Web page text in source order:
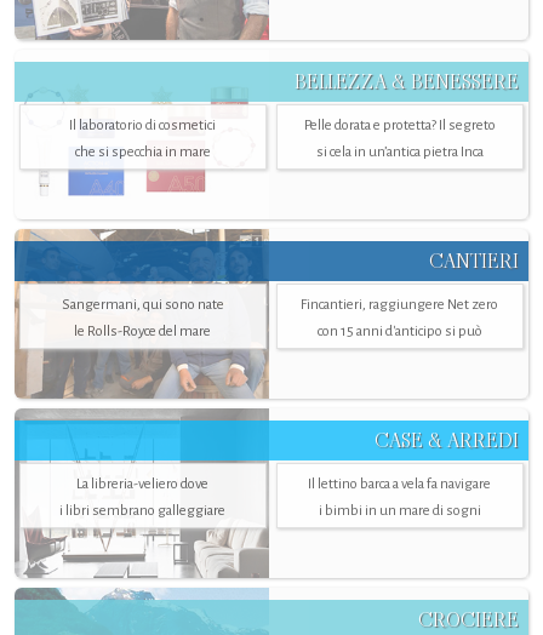
BELLEZZA & BENESSERE
Il laboratorio di cosmetici
che si specchia in mare
Pelle dorata e protetta? Il segreto
si cela in un’antica pietra Inca
CANTIERI
Sangermani, qui sono nate
le Rolls-Royce del mare
Fincantieri, raggiungere Net zero
con 15 anni d'anticipo si può
CASE & ARREDI
La libreria-veliero dove
i libri sembrano galleggiare
Il lettino barca a vela fa navigare
i bimbi in un mare di sogni
CROCIERE